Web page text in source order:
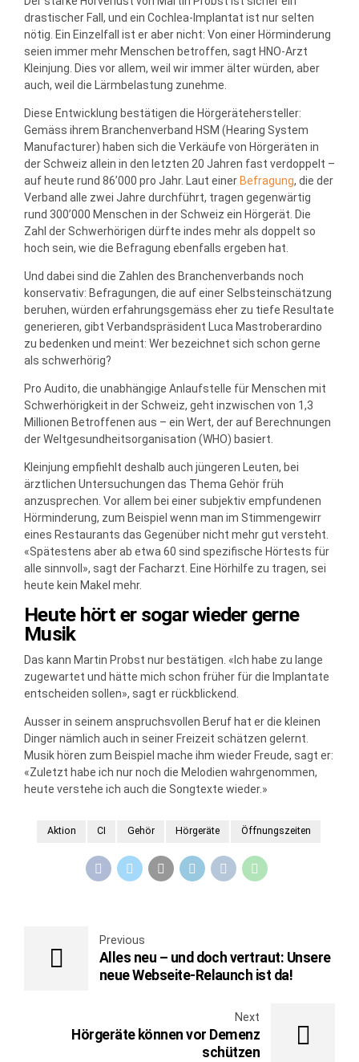
drastischer Fall, und ein Cochlea-Implantat ist nur selten
nötig. Ein Einzelfall ist er aber nicht: Von einer Hörminderung
seien immer mehr Menschen betroffen, sagt HNO-Arzt
Kleinjung. Dies vor allem, weil wir immer älter würden, aber
auch, weil die Lärmbelastung zunehme.
Diese Entwicklung bestätigen die Hörgerätehersteller:
Gemäss ihrem Branchenverband HSM (Hearing System
Manufacturer) haben sich die Verkäufe von Hörgeräten in
der Schweiz allein in den letzten 20 Jahren fast verdoppelt –
auf heute rund 86’000 pro Jahr. Laut einer Befragung, die der
Verband alle zwei Jahre durchführt, tragen gegenwärtig
rund 300’000 Menschen in der Schweiz ein Hörgerät. Die
Zahl der Schwerhörigen dürfte indes mehr als doppelt so
hoch sein, wie die Befragung ebenfalls ergeben hat.
Und dabei sind die Zahlen des Branchenverbands noch
konservativ: Befragungen, die auf einer Selbsteinschätzung
beruhen, würden erfahrungsgemäss eher zu tiefe Resultate
generieren, gibt Verbandspräsident Luca Mastroberardino
zu bedenken und meint: Wer bezeichnet sich schon gerne
als schwerhörig?
Pro Audito, die unabhängige Anlaufstelle für Menschen mit
Schwerhörigkeit in der Schweiz, geht inzwischen von 1,3
Millionen Betroffenen aus – ein Wert, der auf Berechnungen
der Weltgesundheitsorganisation (WHO) basiert.
Kleinjung empfiehlt deshalb auch jüngeren Leuten, bei
ärztlichen Untersuchungen das Thema Gehör früh
anzusprechen. Vor allem bei einer subjektiv empfundenen
Hörminderung, zum Beispiel wenn man im Stimmengewirr
eines Restaurants das Gegenüber nicht mehr gut versteht.
«Spätestens aber ab etwa 60 sind spezifische Hörtests für
alle sinnvoll», sagt der Facharzt. Eine Hörhilfe zu tragen, sei
heute kein Makel mehr.
Heute hört er sogar wieder gerne
Musik
Das kann Martin Probst nur bestätigen. «Ich habe zu lange
zugewartet und hätte mich schon früher für die Implantate
entscheiden sollen», sagt er rückblickend.
Ausser in seinem anspruchsvollen Beruf hat er die kleinen
Dinger nämlich auch in seiner Freizeit schätzen gelernt.
Musik hören zum Beispiel mache ihm wieder Freude, sagt er:
«Zuletzt habe ich nur noch die Melodien wahrgenommen,
heute verstehe ich auch die Songtexte wieder.»
Aktion CI Gehör Hörgeräte Öffnungszeiten
Previous
Alles neu – und doch vertraut: Unsere
neue Webseite-Relaunch ist da!
Next
Hörgeräte können vor Demenz
schützen